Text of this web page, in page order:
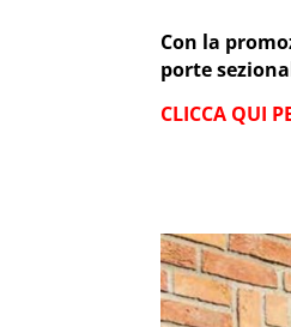
Con la
porte
CLICCA QUI